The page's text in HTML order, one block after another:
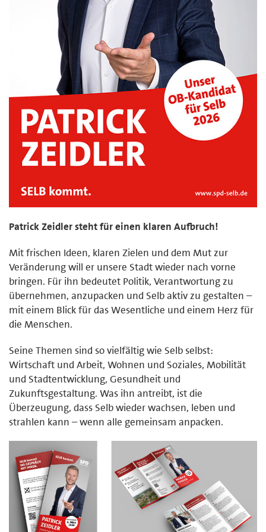
Patrick Zeidler steht für einen klaren Aufbruch!
Mit frischen Ideen, klaren Zielen und dem Mut zur
Veränderung will er unsere Stadt wieder nach vorne
bringen. Für ihn bedeutet Politik, Verantwortung zu
übernehmen, anzupacken und Selb aktiv zu gestalten –
mit einem Blick für das Wesentliche und einem Herz für
die Menschen.
Seine Themen sind so vielfältig wie Selb selbst:
Wirtschaft und Arbeit, Wohnen und Soziales, Mobilität
und Stadtentwicklung, Gesundheit und
Zukunftsgestaltung. Was ihn antreibt, ist die
Überzeugung, dass Selb wieder wachsen, leben und
strahlen kann – wenn alle gemeinsam anpacken.